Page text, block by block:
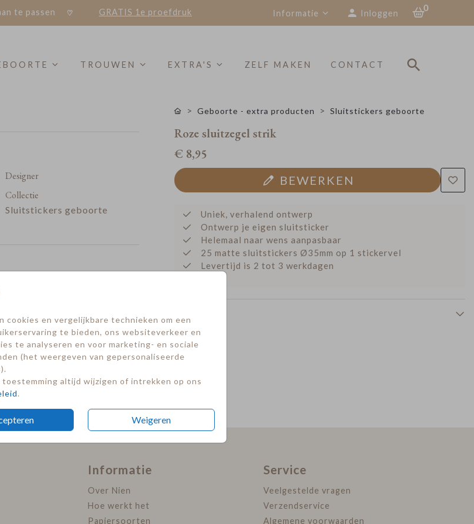
te passen GRATIS 1e proefdruk Informatie Inloggen
0
TROUWEN EXTRA'S ZELF MAKEN CONTACT
cookies en vergelijkbare technieken om een
te bieden, ons websiteverkeer en
te analyseren en voor marketing- en sociale
(het weergeven van gepersonaliseerde
toestemming altijd wijzigen of intrekken op ons
.
Weigeren
Designer
Collectie
Sluitstickers geboorte
Geboorte - extra producten Sluitstickers geboorte
Roze sluitzegel strik
€ 8,95
BEWERKEN
Uniek, verhalend ontwerp
Ontwerp je eigen sluitsticker
Helemaal naar wens aanpasbaar
25 matte sluitstickers Ø35mm op 1 stickervel
Levertijd is 2 tot 3 werkdagen
Informatie
Over Nien
Hoe werkt het
Papiersoorten
Service
Veelgestelde vragen
Verzendservice
Algemene voorwaarden